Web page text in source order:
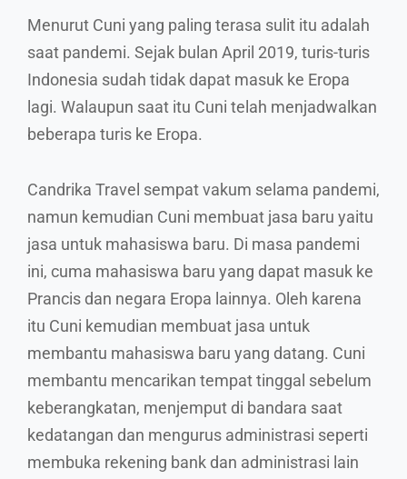
Menurut Cuni yang paling terasa sulit itu adalah
saat pandemi. Sejak bulan April 2019, turis-turis
Indonesia sudah tidak dapat masuk ke Eropa
lagi. Walaupun saat itu Cuni telah menjadwalkan
beberapa turis ke Eropa.
Candrika Travel sempat vakum selama pandemi,
namun kemudian Cuni membuat jasa baru yaitu
jasa untuk mahasiswa baru. Di masa pandemi
ini, cuma mahasiswa baru yang dapat masuk ke
Prancis dan negara Eropa lainnya. Oleh karena
itu Cuni kemudian membuat jasa untuk
membantu mahasiswa baru yang datang. Cuni
membantu mencarikan tempat tinggal sebelum
keberangkatan, menjemput di bandara saat
kedatangan dan mengurus administrasi seperti
membuka rekening bank dan administrasi lain